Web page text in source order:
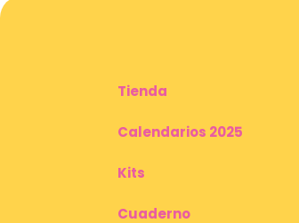
Tienda
Calendarios 2025
Kits
Cuaderno